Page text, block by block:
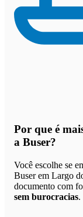
Por que é
a Buser?
Você escolhe se
Buser em Largo
documento com
sem burocracias.